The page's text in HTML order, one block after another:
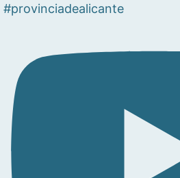
#provinciadealicante